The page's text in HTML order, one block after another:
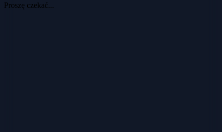
Proszę czekać...